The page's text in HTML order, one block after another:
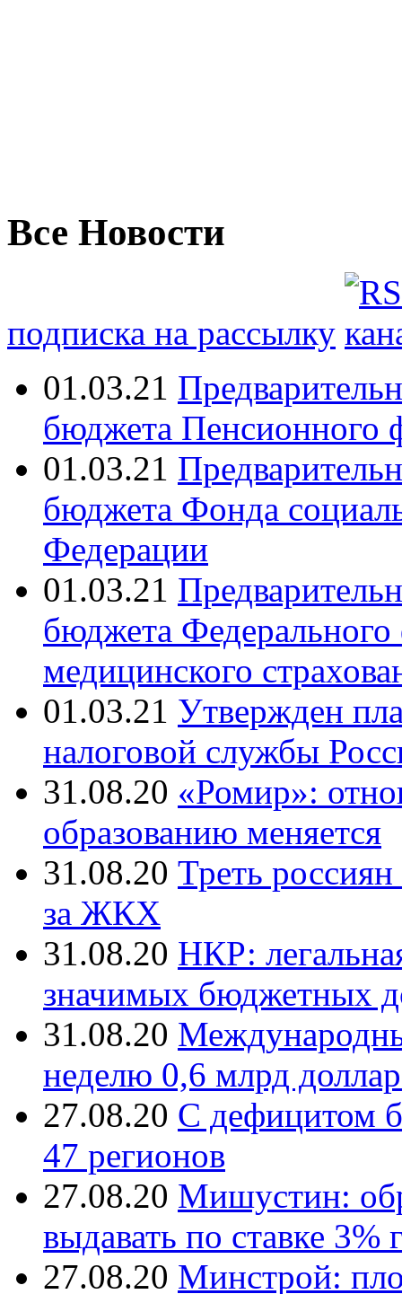
Все Новости
подписка на рассылку
01.03.21
бюджета Пенсионного
01.03.21
бюджета Фонда
Федерации
01.03.21
бюджета Федерального
медицинского
01.03.21 Утвержден
налоговой службы
31.08.20 «Ромир»:
образованию меняется
31.08.20 Треть
за ЖКХ
31.08.20 НКР:
значимых бюджетных
31.08.20
неделю 0,6 млрд
27.08.20 С дефицитом
47 регионов
27.08.20 Мишустин:
выдавать по ставке 3%
27.08.20 Минстрой: